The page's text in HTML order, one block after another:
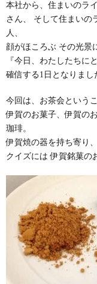
本社から、住まいのラ
さん、 そして住まいの
人、
顔がほころぶ その光景
『今日、わたしたちに
確信する1日となりまし
今回は、お茶会という
伊賀のお菓子、伊賀の
珈琲。
伊賀焼の器を持ち寄り、
クイズには 伊賀銘菓の